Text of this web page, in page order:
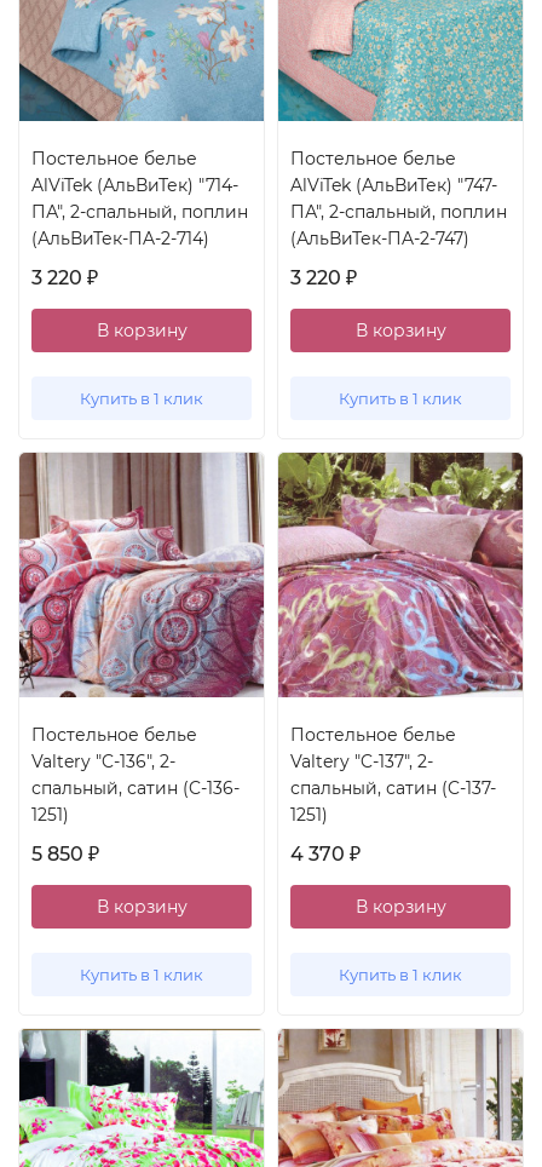
Постельное белье
AlViTek (АльВиТек) "714-
ПА", 2-спальный, поплин
(АльВиТек-ПA-2-714)
3 220 ₽
В корзину
Купить в 1 клик
Постельное белье
AlViTek (АльВиТек) "747-
ПА", 2-спальный, поплин
(АльВиТек-ПA-2-747)
3 220 ₽
В корзину
Купить в 1 клик
Постельное белье
Valtery "C-136", 2-
спальный, сатин (C-136-
1251)
5 850 ₽
В корзину
Купить в 1 клик
Постельное белье
Valtery "C-137", 2-
спальный, сатин (C-137-
1251)
4 370 ₽
В корзину
Купить в 1 клик